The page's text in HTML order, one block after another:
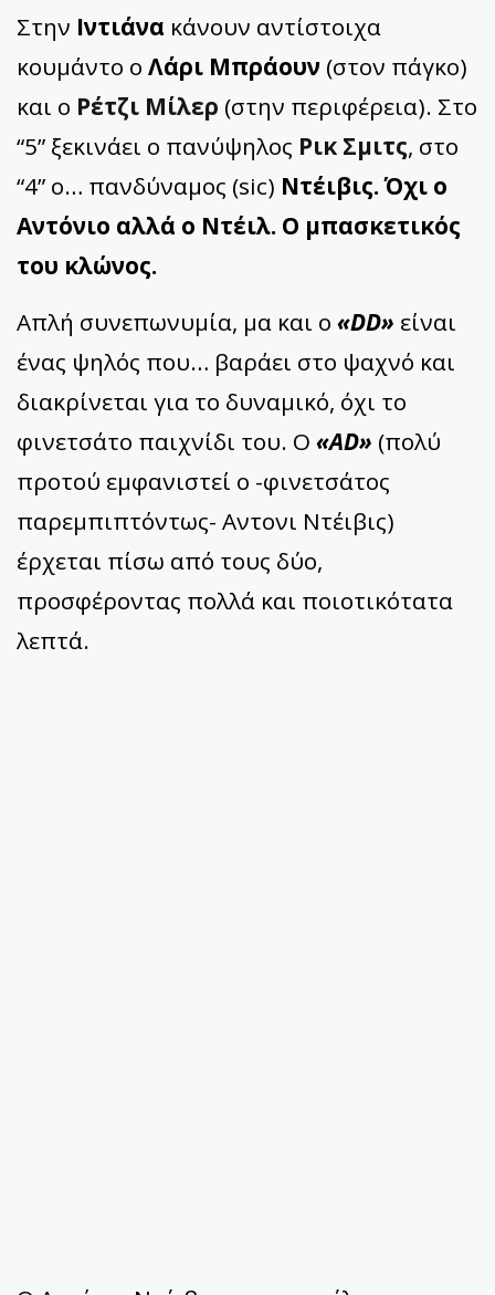
Στην Ιντιάνα κάνουν αντίστοιχα
κουμάντο ο Λάρι Μπράουν (στον πάγκο)
και ο Ρέτζι Μίλερ (στην περιφέρεια). Στο
“5” ξεκινάει ο πανύψηλος Ρικ Σμιτς, στο
“4” ο… πανδύναμος (sic) Ντέιβις. Όχι ο
Αντόνιο αλλά ο Ντέιλ. Ο μπασκετικός
του κλώνος.
Απλή συνεπωνυμία, μα και ο «DD» είναι
ένας ψηλός που… βαράει στο ψαχνό και
διακρίνεται για το δυναμικό, όχι το
φινετσάτο παιχνίδι του. Ο «AD» (πολύ
προτού εμφανιστεί ο -φινετσάτος
παρεμπιπτόντως- Αντονι Ντέιβις)
έρχεται πίσω από τους δύο,
προσφέροντας πολλά και ποιοτικότατα
λεπτά.